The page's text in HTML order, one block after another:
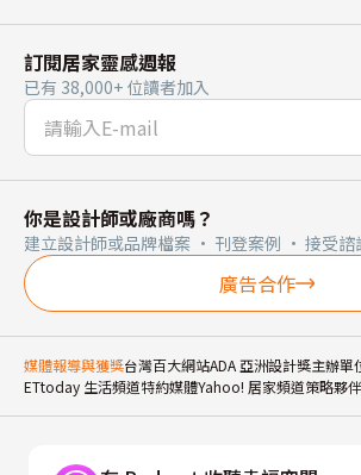
訂閱居家靈感週報
已有 38,000+ 位讀者加入
你是設計師或廠商嗎？
建立設計師或品牌檔案 · 刊登案例 · 接受諮
廣告合作
媒體報導與獲獎台灣百大網站ADA 亞洲設計獎主辦單
ETtoday 生活頻道特約媒體Yahoo! 居家頻道策略夥伴